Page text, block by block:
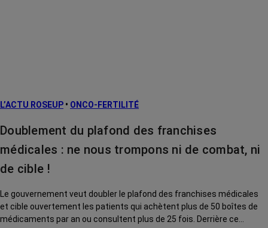
L’ACTU ROSEUP • ONCO-FERTILITÉ
Doublement du plafond des franchises
médicales : ne nous trompons ni de combat, ni
de cible !
Le gouvernement veut doubler le plafond des franchises médicales
et cible ouvertement les patients qui achètent plus de 50 boîtes de
médicaments par an ou consultent plus de 25 fois. Derrière ce